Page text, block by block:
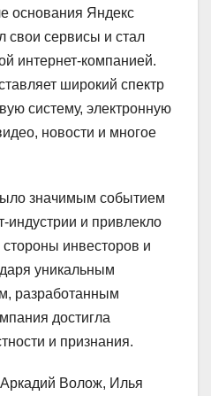
основания Яндекс
свои сервисы и стал
интернет-компанией.
широкий спектр
систему, электронную
новости и многое
значимым событием
индустрии и привлекло
инвесторов и
уникальным
разработанным
достигла
и признания.
Волож, Илья